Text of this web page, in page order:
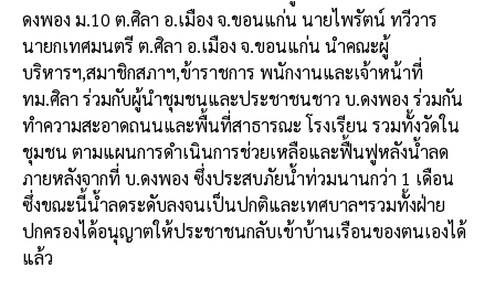
ดงพอง ม.10 ต.ศิลา อ.เมือง จ.ขอนแก่น นายไพรัตน์ ทวีวาร
นายกเทศมนตรี ต.ศิลา อ.เมือง จ.ขอนแก่น นำคณะผู้
บริหารฯ,สมาชิกสภาฯ,ข้าราชการ พนักงานและเจ้าหน้าที่
ทม.ศิลา ร่วมกับผู้นำชุมชนและประชาชนชาว บ.ดงพอง ร่วมกัน
ทำความสะอาดถนนและพื้นที่สาธารณะ โรงเรียน รวมทั้งวัดใน
ชุมชน ตามแผนการดำเนินการช่วยเหลือและฟื้นฟูหลังน้ำลด
ภายหลังจากที่ บ.ดงพอง ซึ่งประสบภัยน้ำท่วมนานกว่า 1 เดือน
ซึ่งขณะนี้น้ำลดระดับลงจนเป็นปกติและเทศบาลฯรวมทั้งฝ่าย
ปกครองได้อนุญาตให้ประชาชนกลับเข้าบ้านเรือนของตนเองได้
แล้ว